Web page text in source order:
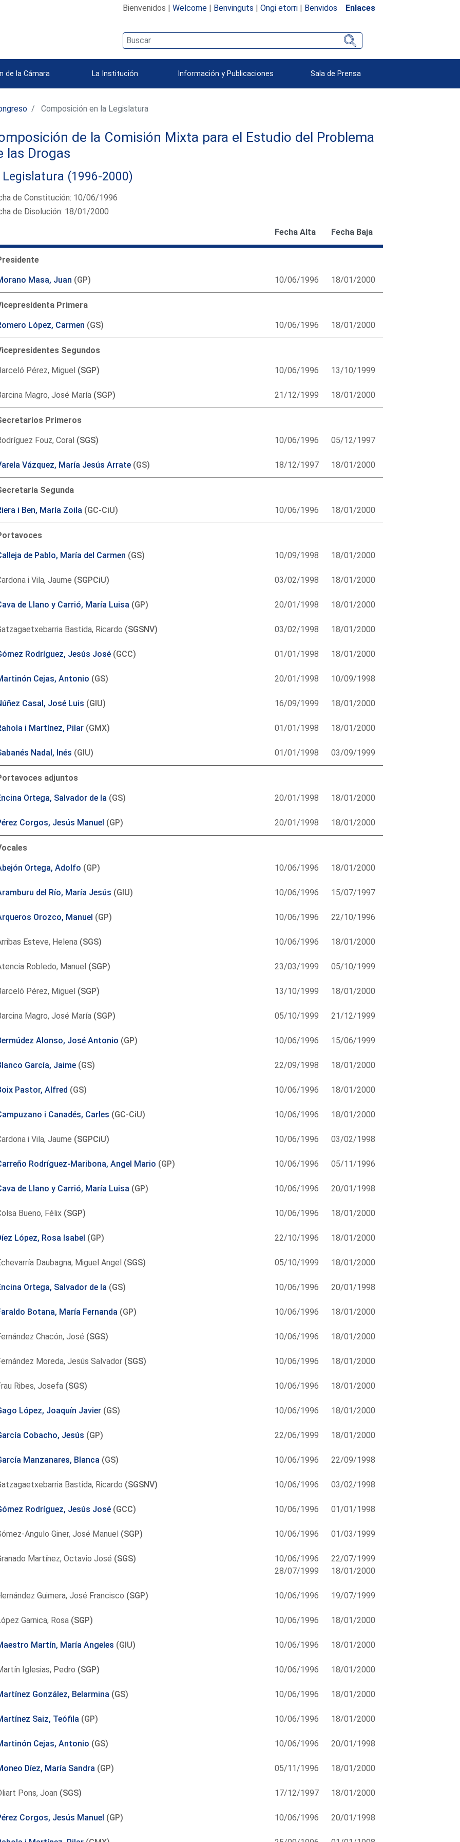
Bienvenidos | Welcome| Benvinguts | Ongi etorri| Benvidos Enlaces
de la Cámara La Institución Información y Publicaciones Sala de Prensa
Composición en la Legislatura
de la Comisión Mixta para el Estudio del Problema
las Drogas
Legislatura (1996-2000)
de Constitución: 10/06/1996
de Disolución: 18/01/2000
Fecha Alta Fecha Baja
Masa, Juan (GP) 10/06/1996 18/01/2000
Primera
López, Carmen (GS) 10/06/1996 18/01/2000
Segundos
Pérez, Miguel (SGP) 10/06/1996 13/10/1999
Magro, José María(SGP) 21/12/1999 18/01/2000
Primeros
Fouz, Coral (SGS) 10/06/1996 05/12/1997
Vázquez, María Jesús Arrate(GS) 18/12/1997 18/01/2000
Segunda
i Ben, María Zoila (GC-CiU) 10/06/1996 18/01/2000
de Pablo, María del Carmen (GS) 10/09/1998 18/01/2000
i Vila, Jaume (SGPCiU) 03/02/1998 18/01/2000
de Llano y Carrió, María Luisa (GP) 20/01/1998 18/01/2000
Bastida, Ricardo (SGSNV) 03/02/1998 18/01/2000
Rodríguez, Jesús José(GCC) 01/01/1998 18/01/2000
Cejas, Antonio (GS) 20/01/1998 10/09/1998
Casal, José Luis (GIU) 16/09/1999 18/01/2000
i Martínez, Pilar(GMX) 01/01/1998 18/01/2000
Nadal, Inés (GIU) 01/01/1998 03/09/1999
adjuntos
Ortega, Salvador de la (GS) 20/01/1998 18/01/2000
Corgos, Jesús Manuel (GP) 20/01/1998 18/01/2000
Ortega, Adolfo (GP) 10/06/1996 18/01/2000
del Río, María Jesús (GIU) 10/06/1996 15/07/1997
Orozco, Manuel (GP) 10/06/1996 22/10/1996
Esteve, Helena(SGS) 10/06/1996 18/01/2000
Robledo, Manuel (SGP) 23/03/1999 05/10/1999
Pérez, Miguel (SGP) 13/10/1999 18/01/2000
Magro, José María(SGP) 05/10/1999 21/12/1999
Alonso, José Antonio (GP) 10/06/1996 15/06/1999
García, Jaime(GS) 22/09/1998 18/01/2000
Pastor, Alfred (GS) 10/06/1996 18/01/2000
i Canadés, Carles (GC-CiU) 10/06/1996 18/01/2000
i Vila, Jaume (SGPCiU) 10/06/1996 03/02/1998
Rodríguez-Maribona, Angel Mario (GP) 10/06/1996 05/11/1996
de Llano y Carrió, María Luisa (GP) 10/06/1996 20/01/1998
Bueno, Félix(SGP) 10/06/1996 18/01/2000
López, Rosa Isabel (GP) 22/10/1996 18/01/2000
Daubagna, Miguel Angel (SGS) 05/10/1999 18/01/2000
Ortega, Salvador de la (GS) 10/06/1996 20/01/1998
Botana, María Fernanda (GP) 10/06/1996 18/01/2000
Chacón, José (SGS) 10/06/1996 18/01/2000
Moreda, Jesús Salvador(SGS) 10/06/1996 18/01/2000
Ribes, Josefa(SGS) 10/06/1996 18/01/2000
López, Joaquín Javier(GS) 10/06/1996 18/01/2000
Cobacho, Jesús (GP) 22/06/1999 18/01/2000
Manzanares, Blanca (GS) 10/06/1996 22/09/1998
Bastida, Ricardo (SGSNV) 10/06/1996 03/02/1998
Rodríguez, Jesús José(GCC) 10/06/1996 01/01/1998
Angulo Giner, José Manuel (SGP) 10/06/1996 01/03/1999
Martínez, Octavio José (SGS)
10/06/1996
28/07/1999
22/07/1999
18/01/2000
Guimera, José Francisco (SGP) 10/06/1996 19/07/1999
Garnica, Rosa(SGP) 10/06/1996 18/01/2000
Martín, María Angeles (GIU) 10/06/1996 18/01/2000
Iglesias, Pedro (SGP) 10/06/1996 18/01/2000
González, Belarmina (GS) 10/06/1996 18/01/2000
Saiz, Teófila (GP) 10/06/1996 18/01/2000
Cejas, Antonio (GS) 10/06/1996 20/01/1998
Díez, María Sandra (GP) 05/11/1996 18/01/2000
Pons, Joan (SGS) 17/12/1997 18/01/2000
Corgos, Jesús Manuel (GP) 10/06/1996 20/01/1998